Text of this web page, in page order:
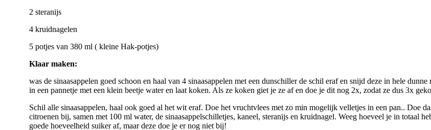
2 steranijs
4 kruidnagelen
5 potjes van 380 ml ( kleine Hak-potjes)
Klaar maken:
was de sinaasappelen goed schoon en haal van 4 sinaasappelen met een dunschiller de schil eraf en snijd deze in hele dunne
in een pannetje met een klein beetje water en laat koken. Als ze koken giet je ze af en doe je dit nog 2x, zodat ze dus 3x
Schil alle sinaasappelen, haal ook goed al het wit eraf. Doe het vruchtvlees met zo min mogelijk velletjes in een pan.. Doe
citroenen bij, samen met 100 ml water, de sinaasappelschilletjes, kaneel, steranijs en kruidnagel. Weeg hoeveel je in totaal
goede hoeveelheid suiker af, maar deze doe je er nog niet bij!